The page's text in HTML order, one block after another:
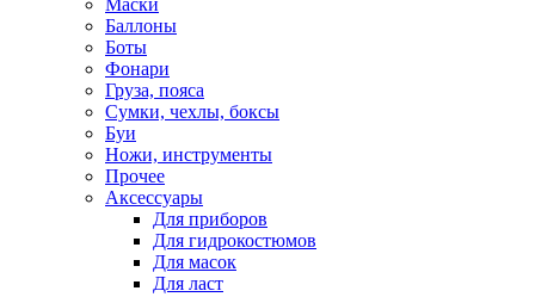
Маски
Баллоны
Боты
Фонари
Груза, пояса
Сумки, чехлы, боксы
Буи
Ножи, инструменты
Прочее
Аксессуары
Для приборов
Для гидрокостюмов
Для масок
Для ласт